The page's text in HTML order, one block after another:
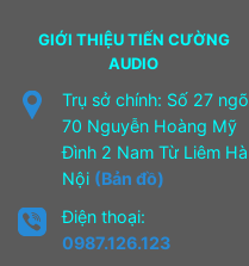
GIỚI THIỆU TIẾN CƯỜNG
AUDIO
Trụ sở chính: Số 27 ngõ
70 Nguyễn Hoàng Mỹ
Đình 2 Nam Từ Liêm Hà
Nội (Bản đồ)
Điện thoại:
0987.126.123